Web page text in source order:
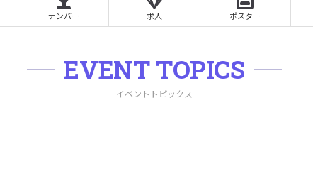
ナンバー 求人 ポスター
EVENT TOPICS
イベントトピックス